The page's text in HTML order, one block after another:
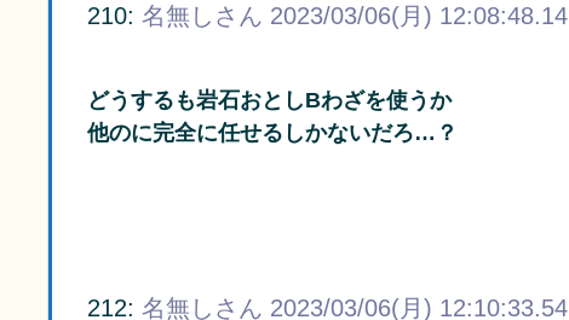
210: 名無しさん 2023/03/06(月) 12:08:48.14
どうするも岩石おとしBわざを使うか
他のに完全に任せるしかないだろ…？
212: 名無しさん 2023/03/06(月) 12:10:33.54